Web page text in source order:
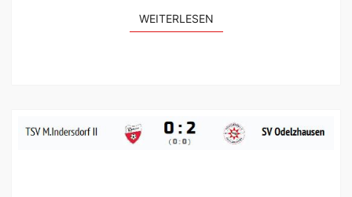
WEIT­ER­LESEN